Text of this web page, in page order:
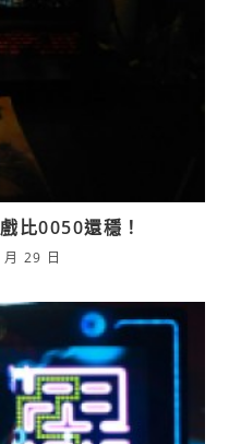
比0050還穩！
29 日